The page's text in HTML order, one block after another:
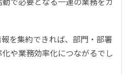
を集約できれば、部門・部署
や業務効率化につながるでし